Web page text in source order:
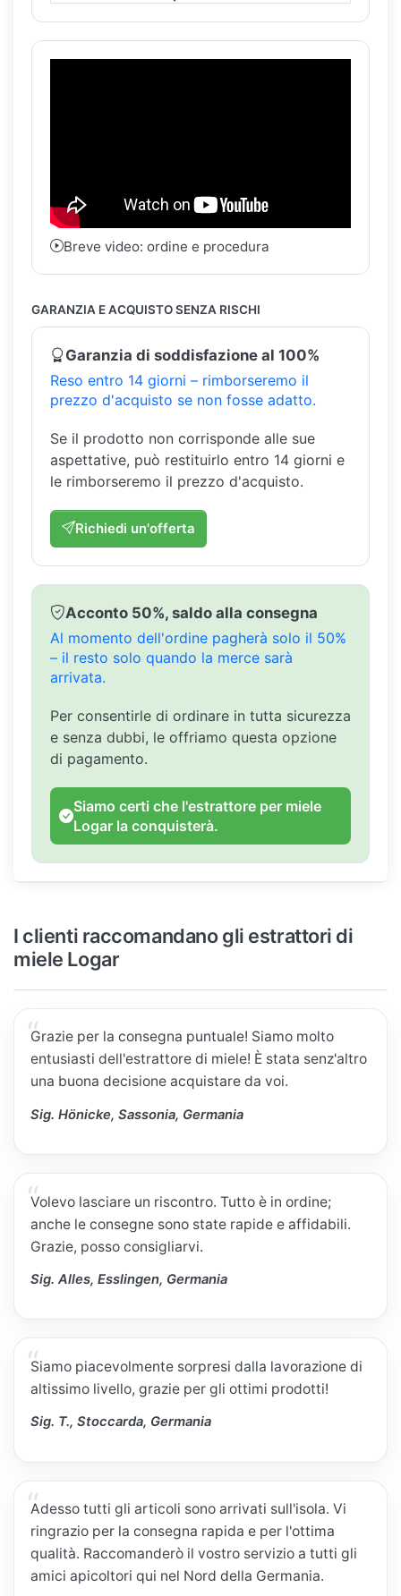
Breve video: ordine e procedura
GARANZIA E ACQUISTO SENZA RISCHI
Garanzia di soddisfazione al 100%
Reso entro 14 giorni – rimborseremo il
prezzo d'acquisto se non fosse adatto.
Se il prodotto non corrisponde alle sue
aspettative, può restituirlo entro 14 giorni e
le rimborseremo il prezzo d'acquisto.
Richiedi un'offerta
Acconto 50%, saldo alla consegna
Al momento dell'ordine pagherà solo il 50%
– il resto solo quando la merce sarà
arrivata.
Per consentirle di ordinare in tutta sicurezza
e senza dubbi, le offriamo questa opzione
di pagamento.
Siamo certi che l'estrattore per miele
Logar la conquisterà.
I clienti raccomandano gli estrattori di
miele Logar
Grazie per la consegna puntuale! Siamo molto
entusiasti dell'estrattore di miele! È stata senz'altro
una buona decisione acquistare da voi.
Sig. Hönicke, Sassonia, Germania
Volevo lasciare un riscontro. Tutto è in ordine;
anche le consegne sono state rapide e affidabili.
Grazie, posso consigliarvi.
Sig. Alles, Esslingen, Germania
Siamo piacevolmente sorpresi dalla lavorazione di
altissimo livello, grazie per gli ottimi prodotti!
Sig. T., Stoccarda, Germania
Adesso tutti gli articoli sono arrivati sull'isola. Vi
ringrazio per la consegna rapida e per l'ottima
qualità. Raccomanderò il vostro servizio a tutti gli
amici apicoltori qui nel Nord della Germania.